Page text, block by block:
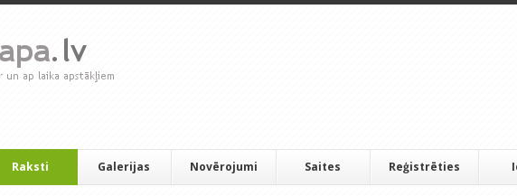
Raksti Galerijas Novērojumi Saites Reģistrēties